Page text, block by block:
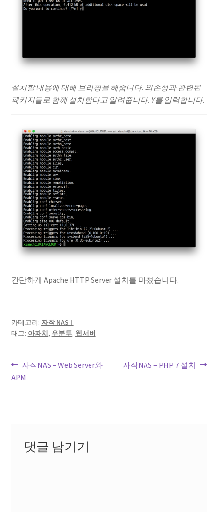
설치할 내용에 대해 브리핑을 해줍니다. 의존성과 관련된
패키지들로 함께 설치한다고 알려줍니다. Y를 입력합니다.
간단하게 Apache HTTP Server 설치를 마쳤습니다.
카테고리: 자작 NAS II
태그: 아파치, 우분투, 웹서버
글
내
이
이
전
자작NAS – Web Server와
APM
다
자작NAS – PHP 7 설치
댓글 남기기